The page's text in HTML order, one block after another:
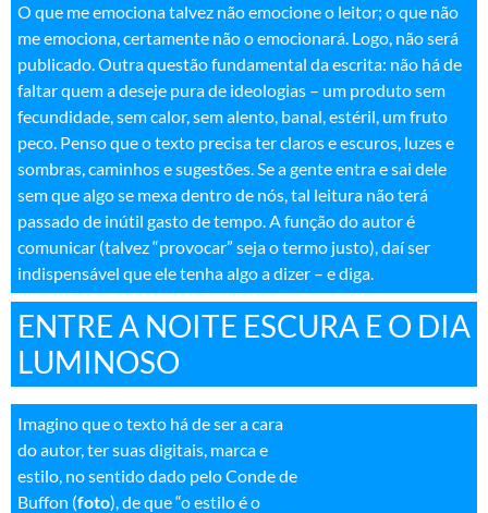
O que me emociona talvez não emocione o leitor; o que não
me emociona, certamente não o emocionará. Logo, não será
publicado. Outra questão fundamental da escrita: não há de
faltar quem a deseje pura de ideologias – um produto sem
fecundidade, sem calor, sem alento, banal, estéril, um fruto
peco. Penso que o texto precisa ter claros e escuros, luzes e
sombras, caminhos e sugestões. Se a gente entra e sai dele
sem que algo se mexa dentro de nós, tal leitura não terá
passado de inútil gasto de tempo. A função do autor é
comunicar (talvez “provocar” seja o termo justo), daí ser
indispensável que ele tenha algo a dizer – e diga.
ENTRE A NOITE ESCURA E O DIA
LUMINOSO
Imagino que o texto há de ser a cara
do autor, ter suas digitais, marca e
estilo, no sentido dado pelo Conde de
Buffon (foto), de que “o estilo é o